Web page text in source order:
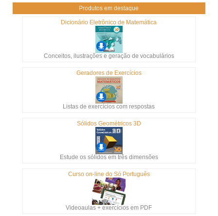
Produtos em destaque
Dicionário Eletrônico de Matemática
Conceitos, ilustrações e geração de vocabulários
Geradores de Exercícios
Listas de exercícios com respostas
Sólidos Geométricos 3D
Estude os sólidos em três dimensões
Curso on-line do Só Português
Videoaulas + exercícios em PDF